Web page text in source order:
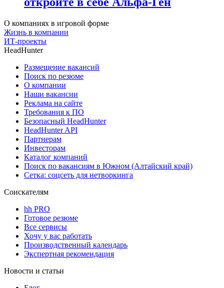
О компаниях в игровой форме
Жизнь в компании
ИТ-проекты
HeadHunter
Размещение вакансий
Поиск по резюме
О компании
Наши вакансии
Реклама на сайте
Требования к ПО
Безопасный HeadHunter
HeadHunter API
Партнерам
Инвесторам
Каталог компаний
Поиск по вакансиям в Южном (Алтайский край)
Сетка: соцсеть для нетворкинга
Соискателям
hh PRO
Готовое резюме
Все сервисы
Хочу у вас работать
Производственный календарь
Экспертная рекомендация
Новости и статьи